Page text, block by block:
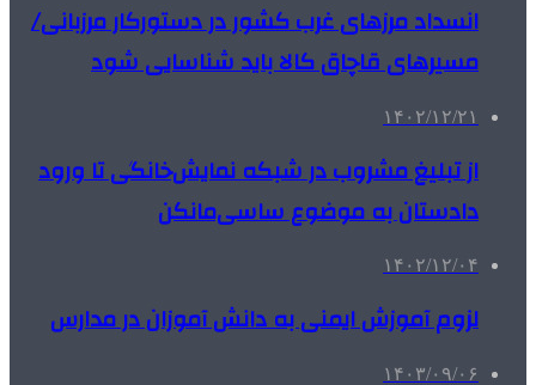
انسداد مرزهای غرب کشور در دستورکار مرزبانی/
مسیرهای قاچاق کالا باید شناسایی شود
۱۴۰۲/۱۲/۲۱
از تبلیغ مشروب در شبکه نمایش‌خانگی تا ورود
دادستان به موضوع ساسی‌مانکن
۱۴۰۲/۱۲/۰۴
لزوم آموزش ایمنی به دانش آموزان در مدارس
۱۴۰۳/۰۹/۰۶